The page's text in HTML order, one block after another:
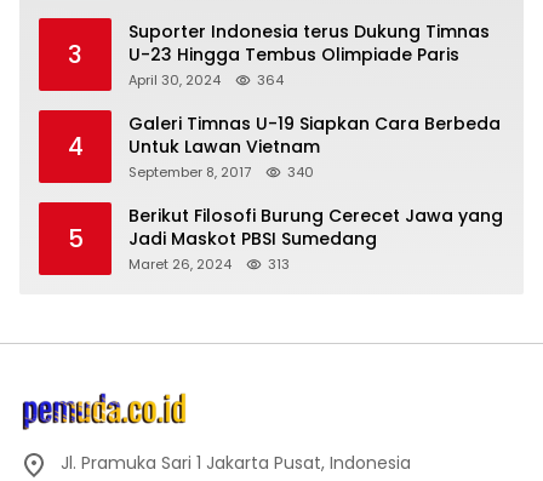
3
Suporter Indonesia terus Dukung Timnas
U-23 Hingga Tembus Olimpiade Paris
April 30, 2024 364
4
Galeri Timnas U-19 Siapkan Cara Berbeda
Untuk Lawan Vietnam
September 8, 2017 340
5
Berikut Filosofi Burung Cerecet Jawa yang
Jadi Maskot PBSI Sumedang
Maret 26, 2024 313
Jl. Pramuka Sari 1 Jakarta Pusat, Indonesia